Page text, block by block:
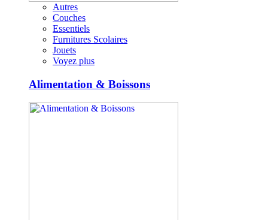
Autres
Couches
Essentiels
Furnitures Scolaires
Jouets
Voyez plus
Alimentation & Boissons